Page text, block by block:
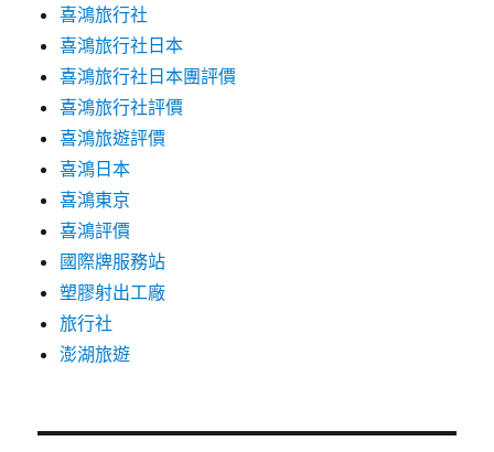
喜鴻旅行社
喜鴻旅行社日本
喜鴻旅行社日本團評價
喜鴻旅行社評價
喜鴻旅遊評價
喜鴻日本
喜鴻東京
喜鴻評價
國際牌服務站
塑膠射出工廠
旅行社
澎湖旅遊